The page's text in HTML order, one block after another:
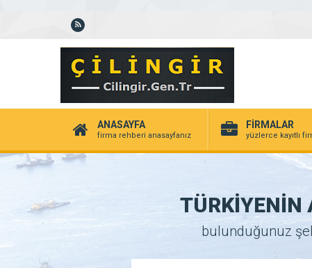
ANASAYFA
firma rehberi anasayfanız
FİRMALAR
yüzlerce kayıtlı
TÜRKİYENİN
bulunduğunuz